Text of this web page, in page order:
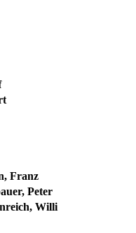
Franz
Peter
Willi